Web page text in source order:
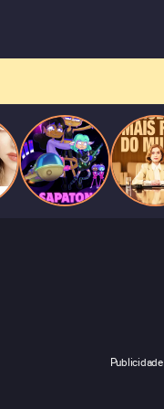
Publicidade